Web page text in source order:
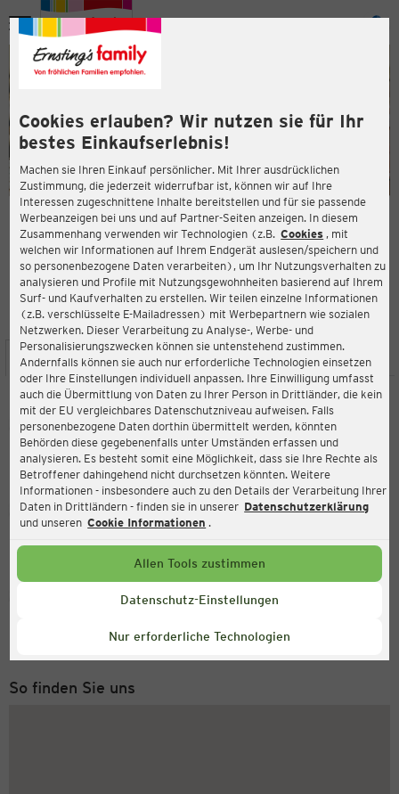
Cookies erlauben? Wir nutzen sie für Ihr
bestes Einkaufserlebnis!
Machen sie Ihren Einkauf persönlicher. Mit Ihrer ausdrücklichen
Zustimmung, die jederzeit widerrufbar ist, können wir auf Ihre
Interessen zugeschnittene Inhalte bereitstellen und für sie passende
Werbeanzeigen bei uns und auf Partner-Seiten anzeigen. In diesem
Zusammenhang verwenden wir Technologien (z.B. Cookies , mit
welchen wir Informationen auf Ihrem Endgerät auslesen/speichern und
so personenbezogene Daten verarbeiten), um Ihr Nutzungsverhalten zu
analysieren und Profile mit Nutzungsgewohnheiten basierend auf Ihrem
Surf- und Kaufverhalten zu erstellen. Wir teilen einzelne Informationen
(z.B. verschlüsselte E-Mailadressen) mit Werbepartnern wie sozialen
Netzwerken. Dieser Verarbeitung zu Analyse-, Werbe- und
Personalisierungszwecken können sie untenstehend zustimmen.
Andernfalls können sie auch nur erforderliche Technologien einsetzen
oder Ihre Einstellungen individuell anpassen. Ihre Einwilligung umfasst
auch die Übermittlung von Daten zu Ihrer Person in Drittländer, die kein
mit der EU vergleichbares Datenschutzniveau aufweisen. Falls
personenbezogene Daten dorthin übermittelt werden, könnten
Behörden diese gegebenenfalls unter Umständen erfassen und
analysieren. Es besteht somit eine Möglichkeit, dass sie Ihre Rechte als
Betroffener dahingehend nicht durchsetzen könnten. Weitere
Informationen - insbesondere auch zu den Details der Verarbeitung Ihrer
Daten in Drittländern - finden sie in unserer Datenschutzerklärung
und unseren Cookie Informationen .
Allen Tools zustimmen
Datenschutz-Einstellungen
Nur erforderliche Technologien
Menü
ERNSTING'S FAMILY FILIALE
Hoogstraat 83
6701 BR Wageningen
4,0
Bewertung:
STANDORT SERVICES SORTIMENT AKTIONEN
Ernsting's family
Hoogstraat 83, 6701 BR Wageningen
Aktuell:
Geöffnet
Service Hotline
Montag bis Freitag 8-18 Uhr
So finden Sie uns